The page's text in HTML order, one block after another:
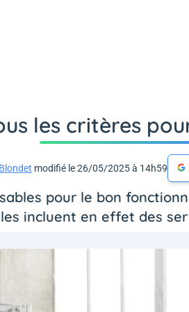
les critères
modifié le 26/05/2025 à 14h59
pour le bon
incluent en effet des